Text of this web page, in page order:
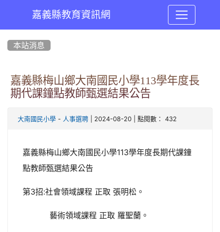
嘉義縣教育資訊網
本站消息
嘉義縣梅山鄉大南國民小學113學年度長
期代課鐘點教師甄選結果公告
大南國民小學 - 人事選聘 | 2024-08-20 | 點閱數： 432
嘉義縣梅山鄉大南國民小學113學年度長期代課鐘
點教師甄選結果公告
第3招:社會領域課程 正取 張明松。
藝術領域課程 正取 羅聖蘭。